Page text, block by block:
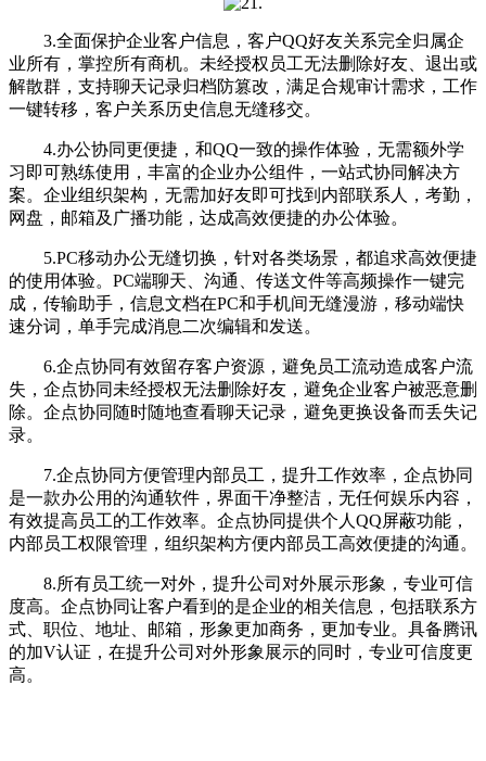
3.全面保护企业客户信息，客户QQ好友关系完全归属企
业所有，掌控所有商机。未经授权员工无法删除好友、退出或
解散群，支持聊天记录归档防篡改，满足合规审计需求，工作
一键转移，客户关系历史信息无缝移交。
4.办公协同更便捷，和QQ一致的操作体验，无需额外学
习即可熟练使用，丰富的企业办公组件，一站式协同解决方
案。企业组织架构，无需加好友即可找到内部联系人，考勤，
网盘，邮箱及广播功能，达成高效便捷的办公体验。
5.PC移动办公无缝切换，针对各类场景，都追求高效便捷
的使用体验。PC端聊天、沟通、传送文件等高频操作一键完
成，传输助手，信息文档在PC和手机间无缝漫游，移动端快
速分词，单手完成消息二次编辑和发送。
6.企点协同有效留存客户资源，避免员工流动造成客户流
失，企点协同未经授权无法删除好友，避免企业客户被恶意删
除。企点协同随时随地查看聊天记录，避免更换设备而丢失记
录。
7.企点协同方便管理内部员工，提升工作效率，企点协同
是一款办公用的沟通软件，界面干净整洁，无任何娱乐内容，
有效提高员工的工作效率。企点协同提供个人QQ屏蔽功能，
内部员工权限管理，组织架构方便内部员工高效便捷的沟通。
8.所有员工统一对外，提升公司对外展示形象，专业可信
度高。企点协同让客户看到的是企业的相关信息，包括联系方
式、职位、地址、邮箱，形象更加商务，更加专业。具备腾讯
的加V认证，在提升公司对外形象展示的同时，专业可信度更
高。